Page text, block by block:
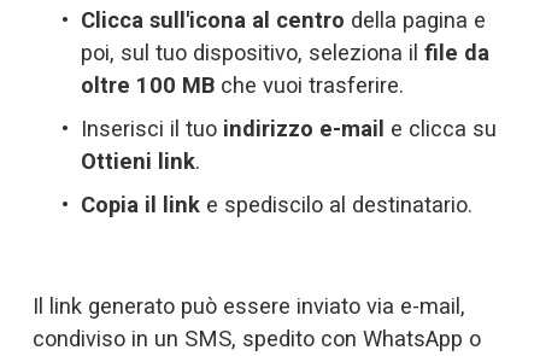
Clicca sull'icona al centro della pagina e
poi, sul tuo dispositivo, seleziona il file da
oltre 100 MB che vuoi trasferire.
Inserisci il tuo indirizzo e-mail
Ottieni link.
Copia il link e spediscilo al destinatario.
Il link generato può essere inviato via e-mail,
condiviso in un SMS, spedito con WhatsApp o